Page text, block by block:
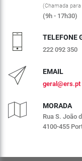
(Chamada
(9h - 17h30)
TELEFONE
222 092 350
EMAIL
geral@ers.pt
MORADA
Rua S. João
4100-455